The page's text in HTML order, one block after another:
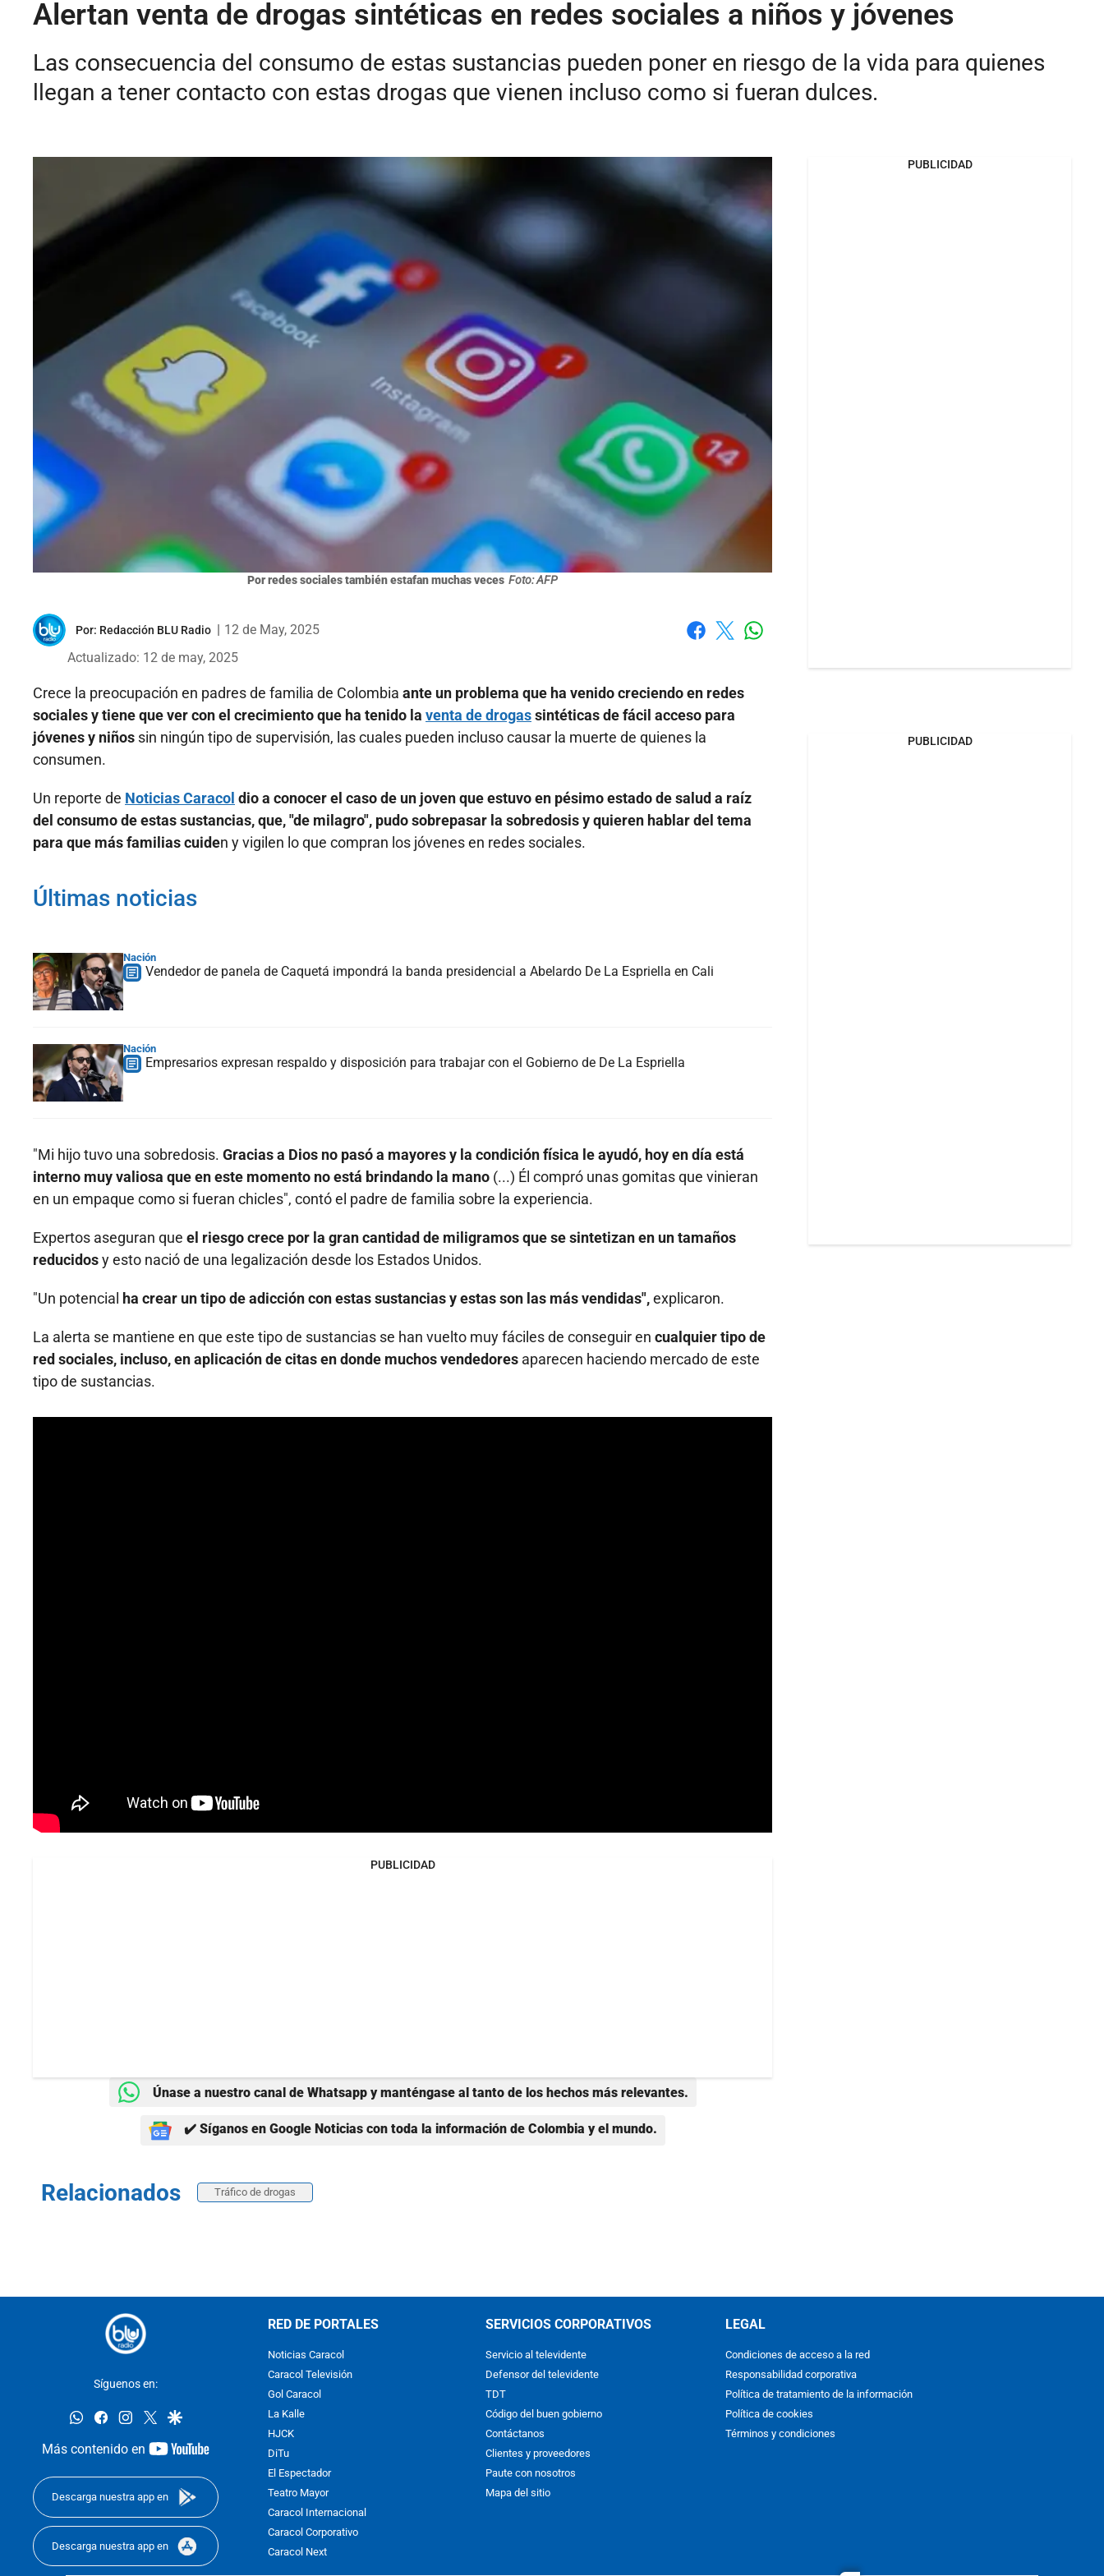
Alertan venta de drogas sintéticas en redes sociales a niños y jóvenes
Las consecuencia del consumo de estas sustancias pueden poner en riesgo de la vida para quienes
llegan a tener contacto con estas drogas que vienen incluso como si fueran dulces.
Por redes sociales también estafan muchas veces Foto: AFP
Por: Redacción BLU Radio
12 de May, 2025
Actualizado: 12 de may, 2025
Crece la preocupación en padres de familia de Colombia ante un problema que ha venido creciendo en redes
sociales y tiene que ver con el crecimiento que ha tenido la venta de drogassintéticas de fácil acceso para
jóvenes y niños sin ningún tipo de supervisión, las cuales pueden incluso causar la muerte de quienes la
consumen.
Un reporte de Noticias Caracol dio a conocer el caso de un joven que estuvo en pésimo estado de salud a raíz
del consumo de estas sustancias, que, "de milagro", pudo sobrepasar la sobredosis y quieren hablar del tema
para que más familias cuiden y vigilen lo que compran los jóvenes en redes sociales.
Últimas noticias
Nación
Vendedor de panela de Caquetá impondrá la banda presidencial a Abelardo De La Espriella en Cali
Nación
Empresarios expresan respaldo y disposición para trabajar con el Gobierno de De La Espriella
"Mi hijo tuvo una sobredosis. Gracias a Dios no pasó a mayores y la condición física le ayudó, hoy en día está
interno muy valiosa que en este momento no está brindando la mano (...) Él compró unas gomitas que vinieran
en un empaque como si fueran chicles", contó el padre de familia sobre la experiencia.
Expertos aseguran que el riesgo crece por la gran cantidad de miligramos que se sintetizan en un tamaños
reducidosy esto nació de una legalización desde los Estados Unidos.
"Un potencial ha crear un tipo de adicción con estas sustancias y estas son las más vendidas",explicaron.
La alerta se mantiene en que este tipo de sustancias se han vuelto muy fáciles de conseguir en cualquier tipo de
red sociales, incluso, en aplicación de citas en donde muchos vendedores aparecen haciendo mercado de este
tipo de sustancias.
PUBLICIDAD
Únase a nuestro canal de Whatsapp y manténgase al tanto de los hechos más relevantes.
✔️ Síganos en Google Noticias con toda la información de Colombia y el mundo.
Relacionados Tráfico de drogas
PUBLICIDAD
PUBLICIDAD
Síguenos en:
whatsappfacebookinstagram
twittergoogle
Más contenido en
youtube-
Descarga nuestra app en
Descarga nuestra app en
RED DE PORTALES
Noticias Caracol
Caracol Televisión
Gol Caracol
La Kalle
HJCK
DiTu
El Espectador
Teatro Mayor
Caracol Internacional
Caracol Corporativo
Caracol Next
SERVICIOS CORPORATIVOS
Servicio al televidente
Defensor del televidente
TDT
Código del buen gobierno
Contáctanos
Clientes y proveedores
Paute con nosotros
Mapa del sitio
LEGAL
Condiciones de acceso a la red
Responsabilidad corporativa
Política de tratamiento de la información
Política de cookies
Términos y condiciones